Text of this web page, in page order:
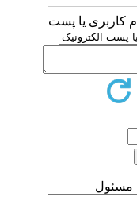
کاربری یا پست